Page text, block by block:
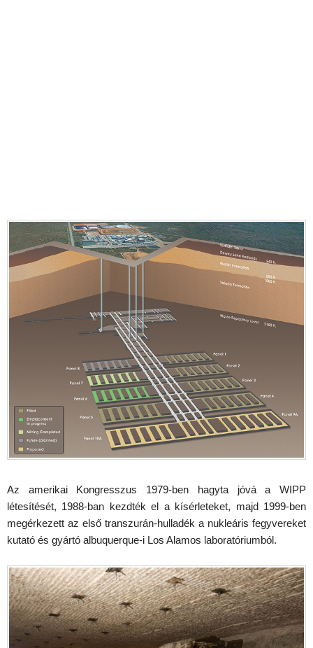
Az amerikai Kongresszus 1979-ben hagyta jóvá a WIPP
létesítését, 1988-ban kezdték el a kísérleteket, majd 1999-ben
megérkezett az első transzurán-hulladék a nukleáris fegyvereket
kutató és gyártó albuquerque-i Los Alamos laboratóriumból.